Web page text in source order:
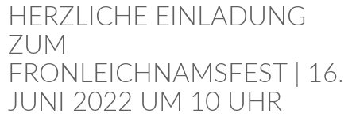
HERZLICHE EINLADUNG
ZUM
FRONLEICHNAMSFEST | 16.
JUNI 2022 UM 10 UHR